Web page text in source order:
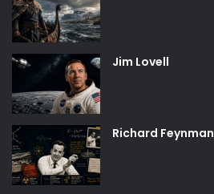
Jim Lovell
Richard Feynman